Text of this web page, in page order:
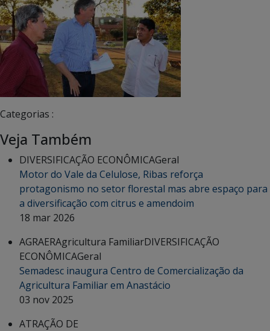
Categorias :
Veja Também
DIVERSIFICAÇÃO ECONÔMICAGeral
Motor do Vale da Celulose, Ribas reforça
protagonismo no setor florestal mas abre espaço para
a diversificação com citrus e amendoim
18 mar 2026
AGRAERAgricultura FamiliarDIVERSIFICAÇÃO
ECONÔMICAGeral
Semadesc inaugura Centro de Comercialização da
Agricultura Familiar em Anastácio
03 nov 2025
ATRAÇÃO DE